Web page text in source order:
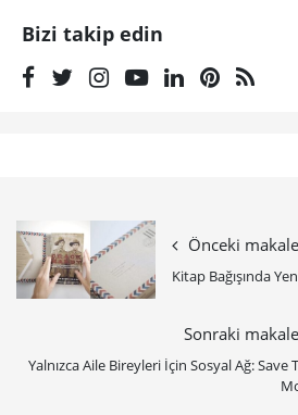
Bizi takip edin
Önceki makale
Kitap Bağışında
Sonraki makale
Yalnızca Aile Bireyleri İçin Sosyal Ağ: Save